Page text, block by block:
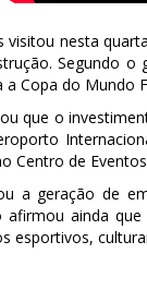
visitou nesta
Segundo
Copa do Mundo
que o
Centro de
a geração de
afirmou ainda
esportivos,